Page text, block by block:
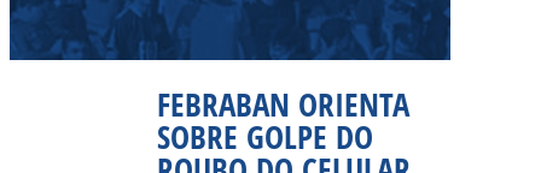
FEBRABAN ORIENTA
SOBRE GOLPE DO